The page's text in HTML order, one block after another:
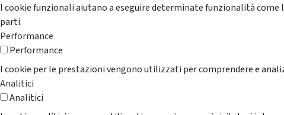
I cookie funzionali aiutano a eseguire determinate funzionalità
parti.
Performance
Performance
I cookie per le prestazioni vengono utilizzati per comprendere e
Analitici
Analitici